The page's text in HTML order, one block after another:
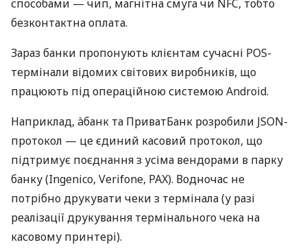
способами — чип, магнітна смуга чи NFC, тобто
безконтактна оплата.
Зараз банки пропонують клієнтам сучасні POS-
термінали відомих світових виробників, що
працюють під операційною системою Android.
Наприклад, àбанк та ПриватБанк розробили JSON-
протокол — це єдиний касовий протокол, що
підтримує поєднання з усіма вендорами в парку
банку (Ingenico, Verifone, PAX). Водночас не
потрібно друкувати чеки з термінала (у разі
реалізації друкування термінального чека на
касовому принтері).